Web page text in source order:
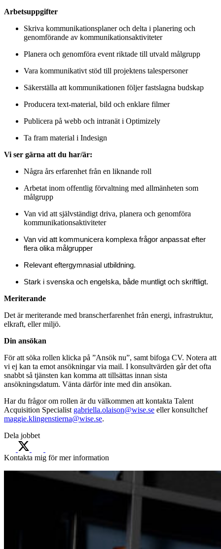
Arbetsuppgifter
Skriva kommunikationsplaner och delta i planering och
genomförande av kommunikationsaktiviteter
Planera och genomföra event riktade till utvald målgrupp
Vara kommunikativt stöd till projektens talespersoner
Säkerställa att kommunikationen följer fastslagna budskap
Producera text-material, bild och enklare filmer
Publicera på webb och intranät i Optimizely
Ta fram material i Indesign
Vi ser gärna att du har/är:
Några års erfarenhet från en liknande roll
Arbetat inom offentlig förvaltning med allmänheten som
målgrupp
Van vid att självständigt driva, planera och genomföra
kommunikationsaktiviteter
Van vid att kommunicera komplexa frågor anpassat efter
flera olika målgrupper
Relevant eftergymnasial utbildning.
Stark i svenska och engelska, både muntligt och skriftligt.
Meriterande
Det är meriterande med branscherfarenhet från energi, infrastruktur,
elkraft, eller miljö.
Din ansökan
För att söka rollen klicka på ”Ansök nu”, samt bifoga CV. Notera att
vi ej kan ta emot ansökningar via mail. I konsultvärden går det ofta
snabbt så tjänsten kan komma att tillsättas innan sista
ansökningsdatum. Vänta därför inte med din ansökan.
Har du frågor om rollen är du välkommen att kontakta Talent
Acquisition Specialist gabriella.olaison@wise.se eller konsultchef
maggie.klingenstierna@wise.se.
Dela jobbet
Kontakta mig för mer information